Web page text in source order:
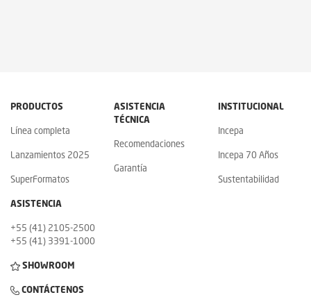
PRODUCTOS
Línea completa
Lanzamientos 2025
SuperFormatos
ASISTENCIA
TÉCNICA
Recomendaciones
Garantía
INSTITUCIONAL
Incepa
Incepa 70 Años
Sustentabilidad
ASISTENCIA
+55 (41) 2105-2500
+55 (41) 3391-1000
SHOWROOM
CONTÁCTENOS